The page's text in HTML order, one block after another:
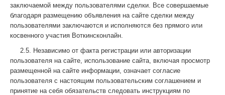
заключаемой между пользователями сделки. Все совершаемые
благодаря размещению объявления на сайте сделки между
пользователями заключаются и исполняются без прямого или
косвенного участия Воткинсконлайн.
2.5. Независимо от факта регистрации или авторизации
пользователя на сайте, использование сайта, включая просмотр
размещенной на сайте информации, означает согласие
пользователя с настоящим пользовательским соглашением и
принятие на себя обязательств следовать инструкциям по